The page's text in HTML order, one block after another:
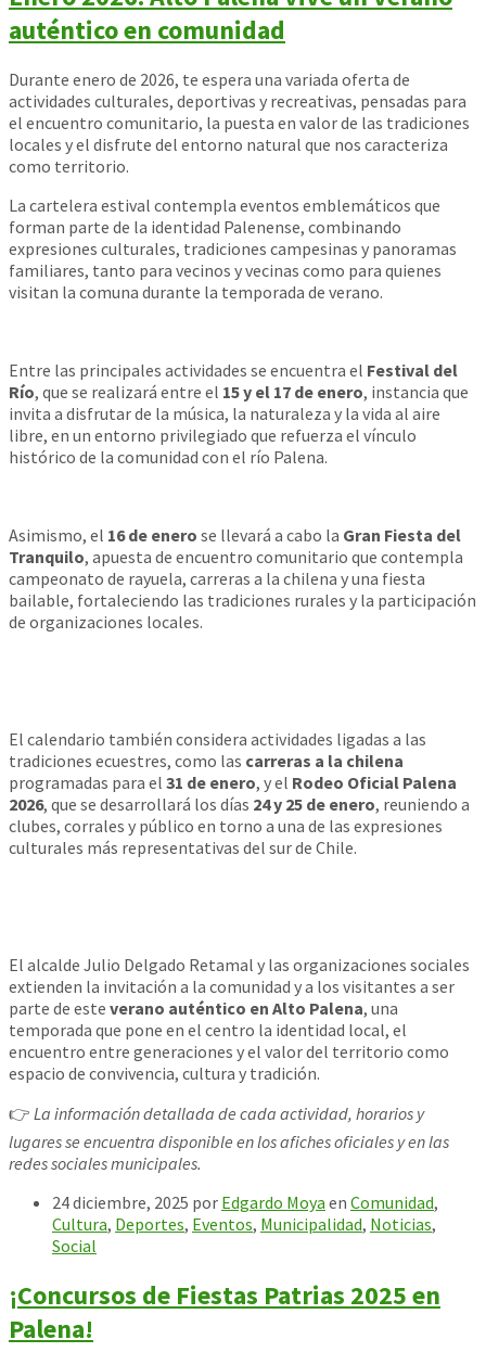
auténtico en comunidad
Durante enero de 2026, te espera una variada oferta de
actividades culturales, deportivas y recreativas, pensadas para
el encuentro comunitario, la puesta en valor de las tradiciones
locales y el disfrute del entorno natural que nos caracteriza
como territorio.
La cartelera estival contempla eventos emblemáticos que
forman parte de la identidad Palenense, combinando
expresiones culturales, tradiciones campesinas y panoramas
familiares, tanto para vecinos y vecinas como para quienes
visitan la comuna durante la temporada de verano.
Entre las principales actividades se encuentra el Festival del
Río, que se realizará entre el 15 y el 17 de enero, instancia que
invita a disfrutar de la música, la naturaleza y la vida al aire
libre, en un entorno privilegiado que refuerza el vínculo
histórico de la comunidad con el río Palena.
Asimismo, el 16 de enero se llevará a cabo la Gran Fiesta del
Tranquilo, apuesta de encuentro comunitario que contempla
campeonato de rayuela, carreras a la chilena y una fiesta
bailable, fortaleciendo las tradiciones rurales y la participación
de organizaciones locales.
El calendario también considera actividades ligadas a las
tradiciones ecuestres, como las carreras a la chilena
programadas para el 31 de enero, y el Rodeo Oficial Palena
2026, que se desarrollará los días 24 y 25 de enero, reuniendo a
clubes, corrales y público en torno a una de las expresiones
culturales más representativas del sur de Chile.
El alcalde Julio Delgado Retamal y las organizaciones sociales
extienden la invitación a la comunidad y a los visitantes a ser
parte de este verano auténtico en Alto Palena, una
temporada que pone en el centro la identidad local, el
encuentro entre generaciones y el valor del territorio como
espacio de convivencia, cultura y tradición.
👉 La información detallada de cada actividad, horarios y
lugares se encuentra disponible en los afiches oficiales y en las
redes sociales municipales.
24 diciembre, 2025 por Edgardo Moya en Comunidad,
Cultura, Deportes, Eventos, Municipalidad, Noticias,
Social
¡Concursos de Fiestas Patrias 2025 en
Palena!